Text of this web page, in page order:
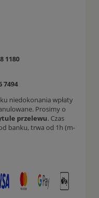
1180
7494
niedokonania wpłaty
Prosimy o
przelewu. Czas
banku, trwa od 1h (m-